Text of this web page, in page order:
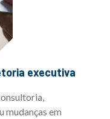
executiva
mudanças em